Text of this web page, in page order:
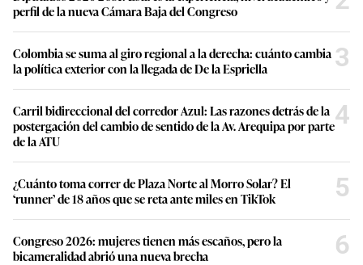
perfil de la nueva Cámara Baja del Congreso
Colombia se suma al giro regional a la derecha: cuánto cambia
la política exterior con la llegada de De la Espriella
3
Carril bidireccional del corredor Azul: Las razones detrás de la
postergación del cambio de sentido de la Av. Arequipa por parte
de la ATU
4
¿Cuánto toma correr de Plaza Norte al Morro Solar? El
‘runner’ de 18 años que se reta ante miles en TikTok
5
Congreso 2026: mujeres tienen más escaños, pero la
bicameralidad abrió una nueva brecha
6